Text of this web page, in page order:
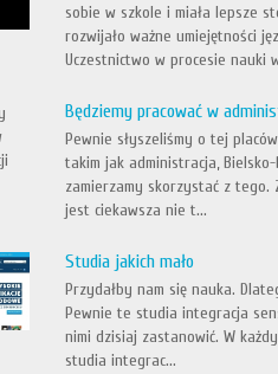
sobie w szkole i miała lepsze
rozwijało ważne umiejętności
Uczestnictwo w procesie nauki
Będziemy pracować w
Pewnie słyszeliśmy o tej
takim jak administracja,
zamierzamy skorzystać z tego.
jest ciekawsza nie t...
Studia jakich mało
Przydałby nam się nauka.
Pewnie te studia integracja
nimi dzisiaj zastanowić. W
studia integrac...